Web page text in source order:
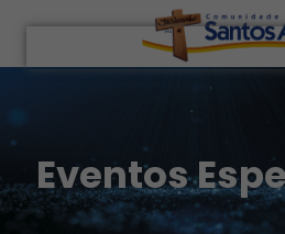
Eventos